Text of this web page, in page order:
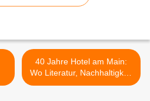
40 Jahre Hotel am Main:
Wo Literatur, Nachhaltigkeit
und Gastfreundschaft